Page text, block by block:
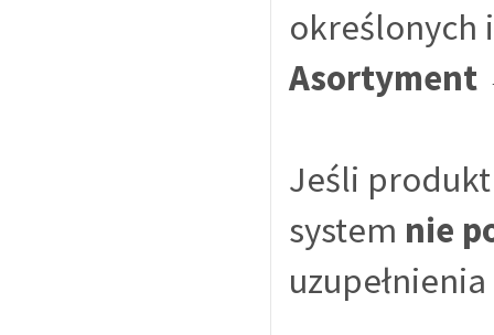
określonych
Jeśli
system nie